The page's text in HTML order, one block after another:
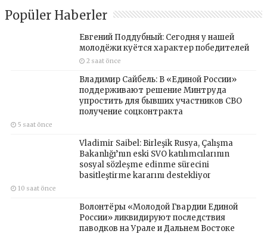
Popüler Haberler
Евгений Поддубный: Сегодня у нашей
молодёжи куётся характер победителей
2 saat önce
Владимир Сайбель: В «Единой России»
поддерживают решение Минтруда
упростить для бывших участников СВО
получение соцконтракта
5 saat önce
Vladimir Saibel: Birleşik Rusya, Çalışma
Bakanlığı’nın eski SVO katılımcılarının
sosyal sözleşme edinme sürecini
basitleştirme kararını destekliyor
10 saat önce
Волонтёры «Молодой Гвардии Единой
России» ликвидируют последствия
паводков на Урале и Дальнем Востоке